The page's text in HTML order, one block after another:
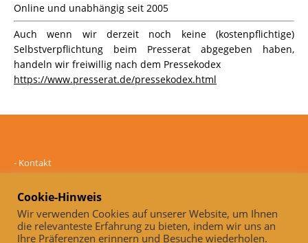
Online und unabhängig seit 2005
Auch wenn wir derzeit noch keine (kostenpflichtige)
Selbstverpflichtung beim Presserat abgegeben haben,
handeln wir freiwillig nach dem Pressekodex
https://www.presserat.de/pressekodex.html
- Kontakt
Datenschutz
-Impressum
Online und unabhängig seit 2005
Cookie-Hinweis
Wir verwenden Cookies auf unserer Website, um Ihnen
die relevanteste Erfahrung zu bieten, indem wir uns an
Ihre Präferenzen erinnern und Besuche wiederholen.